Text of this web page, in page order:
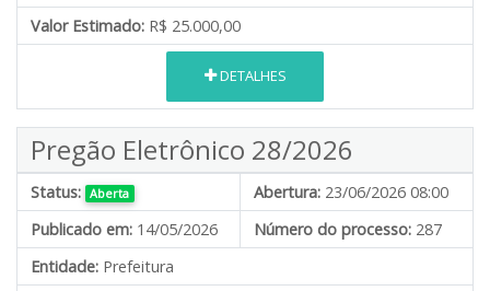
Valor Estimado: R$ 25.000,00
DETALHES
Pregão Eletrônico 28/2026
Status: Aberta Abertura: 23/06/2026 08:00
Publicado em: 14/05/2026 Número do processo: 287
Entidade: Prefeitura